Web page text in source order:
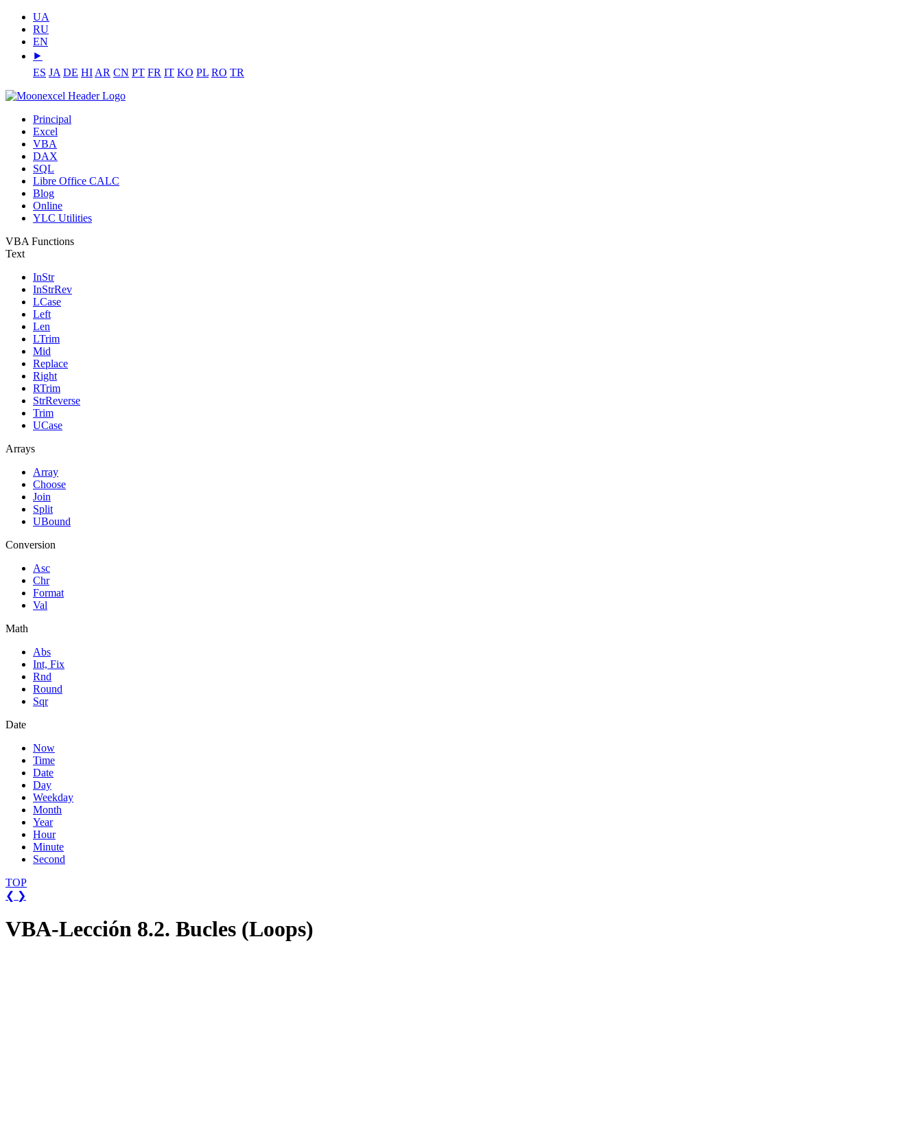
UA
RU
EN
⯈
ES JA DE HI AR CN PT FR IT KO PL RO TR
Principal
Excel
VBA
DAX
SQL
Libre Office CALC
Blog
Online
YLC Utilities
VBA Functions
Text
InStr
InStrRev
LCase
Left
Len
LTrim
Mid
Replace
Right
RTrim
StrReverse
Trim
UCase
Arrays
Array
Choose
Join
Split
UBound
Conversion
Asc
Chr
Format
Val
Math
Abs
Int, Fix
Rnd
Round
Sqr
Date
Now
Time
Date
Day
Weekday
Month
Year
Hour
Minute
Second
TOP
❮ ❯
VBA-Lección 8.2. Bucles (Loops)